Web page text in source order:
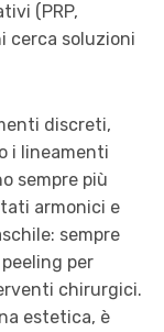
(PRP,
cerca soluzioni
discreti,
i lineamenti
sempre più
armonici e
sempre
peeling per
chirurgici.
estetica, è